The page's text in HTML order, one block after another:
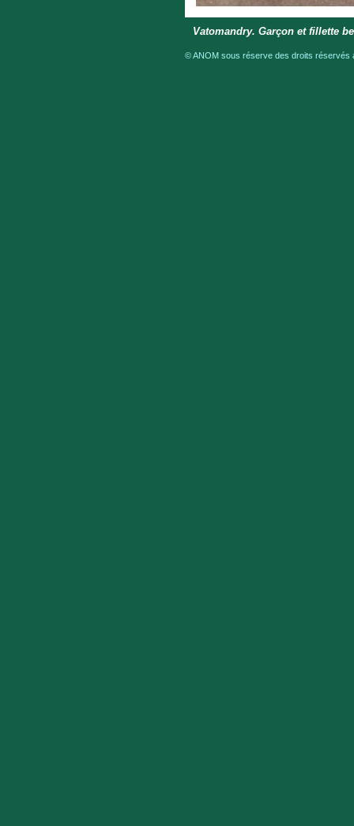
Vatomandry. Garçon et fillette
© ANOM sous réserve des droits réservés